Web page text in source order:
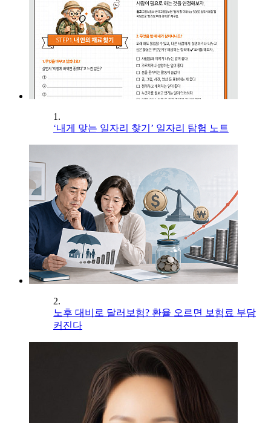
1.
‘내게 맞는 일자리 찾기’ 일자리 탐험 노트
2.
노후 대비로 달러보험? 환율 오르면 보험료 부담
커진다